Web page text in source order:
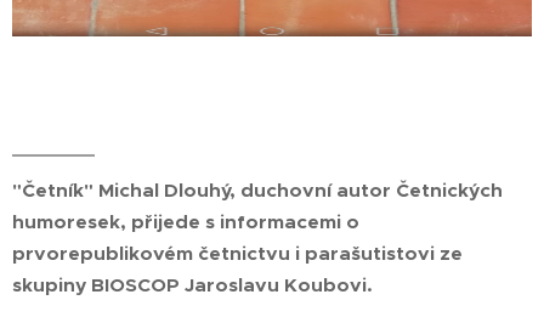
"Četník" Michal Dlouhý, duchovní autor Četnických
humoresek, přijede s informacemi o
prvorepublikovém četnictvu i parašutistovi ze
skupiny BIOSCOP Jaroslavu Koubovi.